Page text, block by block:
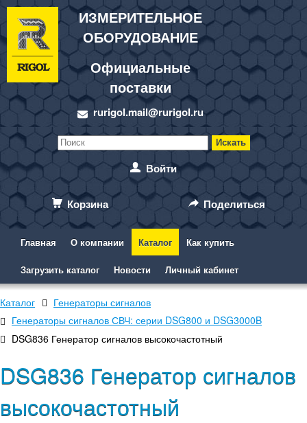
ИЗМЕРИТЕЛЬНОЕ
ОБОРУДОВАНИЕ
Официальные
поставки
rurigol.mail@rurigol.ru
Войти
Корзина Поделиться
Главная О компании Каталог Как купить
Загрузить каталог Новости Личный кабинет
Каталог
Генераторы сигналов
Генераторы сигналов СВЧ: серии DSG800 и DSG3000B
DSG836 Генератор сигналов высокочастотный
DSG836 Генератор сигналов
высокочастотный